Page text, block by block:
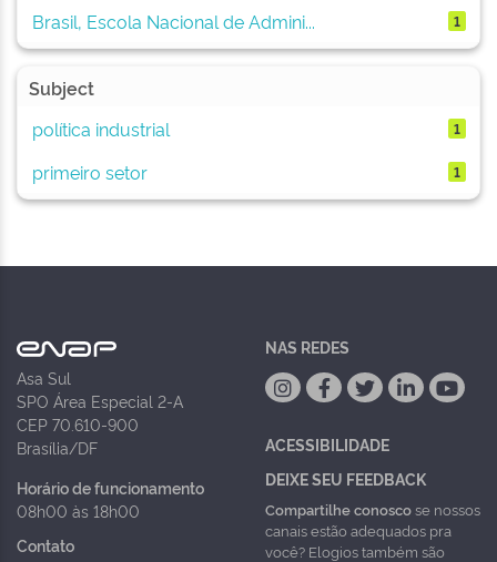
Brasil, Escola Nacional de Admini...
1
Subject
política industrial
1
primeiro setor 1
Asa Sul
SPO Área Especial 2-A
CEP 70.610-900
Brasília/DF
Horário de funcionamento
08h00 às 18h00
Contato
NAS REDES
ACESSIBILIDADE
DEIXE SEU FEEDBACK
Compartilhe conoscose nossos
canais estão adequados pra
você? Elogios também são